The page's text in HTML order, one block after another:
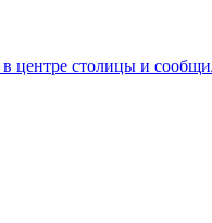
центре столицы и